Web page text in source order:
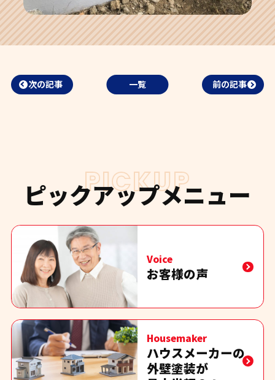
次の記事 一覧 前の記事
PICKUP
ピックアップメニュー
Voice
お客様の声
Housemaker
ハウスメーカーの
外壁塗装が